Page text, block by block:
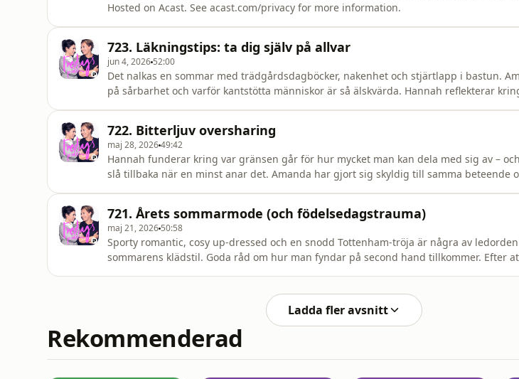
Hosted on Acast. See acast.com/privacy for more information.
723. Läkningstips: ta dig själv på allvar
jun 4, 2026 52:00
Det nalkas en sommar med trädgårdsdagböcker, nakenhet och stjärtlapp i bastun.
på sårbarhet och varför kantstötta människor är så älskvärda. Hannah reflekterar
722. Bitterljuv oversharing
maj 28, 202649:42
Hannah funderar kring var gränsen går för hur mycket man kan dela med sig av –
slå tillbaka när en minst anar det. Amanda har gjort sig skyldig till samma beteende
uppfunnits: skjuta-ihjäl-en-man-looken. Hosted on Acast. See acast.com/privacy for
information.
721. Årets sommarmode (och födelsedagstrauma)
maj 21, 2026 50:58
Sporty romantic, cosy up-dressed och en snodd Tottenham-tröja är några av
sommarens klädstil. Goda råd om hur man fyndar på second hand tillkommer. Efter
Ladda fler avsnitt
Rekommenderad